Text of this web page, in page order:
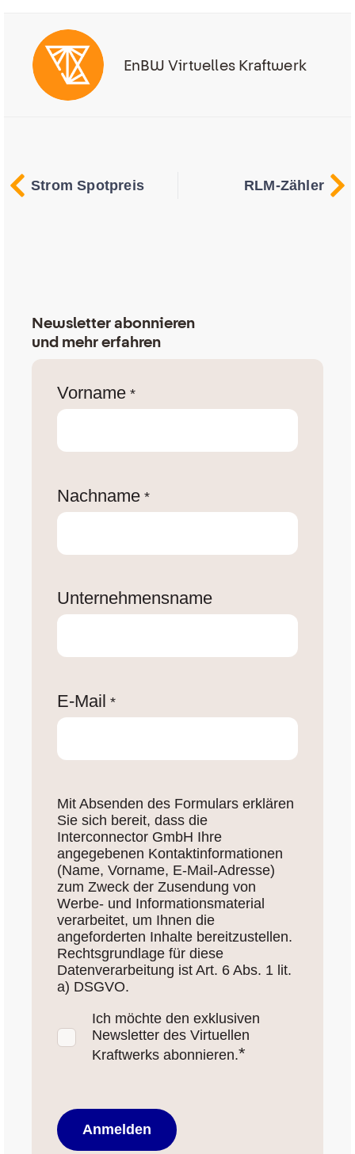
EnBW Virtuelles Kraftwerk
Strom Spotpreis RLM-Zähler
Newsletter abonnieren
und mehr erfahren
Vorname *
Nachname *
Unternehmensname
E-Mail *
Mit Absenden des Formulars erklären
Sie sich bereit, dass die
Interconnector GmbH Ihre
angegebenen Kontaktinformationen
(Name, Vorname, E-Mail-Adresse)
zum Zweck der Zusendung von
Werbe- und Informationsmaterial
verarbeitet, um Ihnen die
angeforderten Inhalte bereitzustellen.
Rechtsgrundlage für diese
Datenverarbeitung ist Art. 6 Abs. 1 lit.
a) DSGVO.
Ich möchte den exklusiven
Newsletter des Virtuellen
Kraftwerks abonnieren.*